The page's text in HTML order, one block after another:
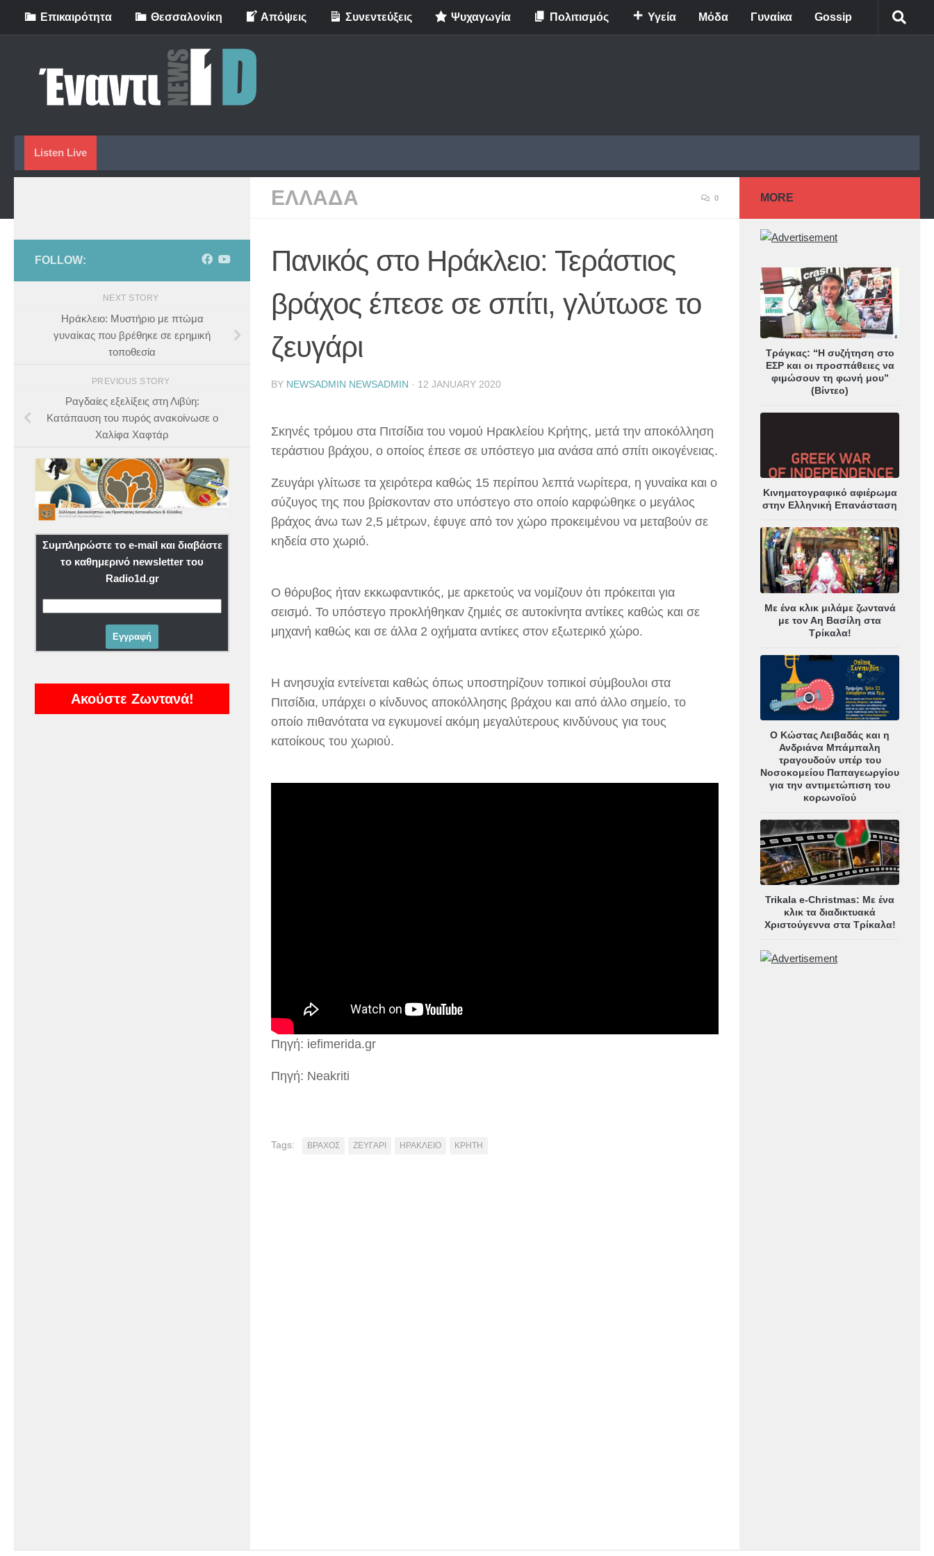
Skip to content
Eπικαιρότητα Θεσσαλονίκη Απόψεις Συνεντεύξεις Ψυχαγωγία Πολιτισμός Υγεία Μόδα Γυναίκα Gossip
Listen Live
ΕΛΛΑΔΑ 0
Πανικός στο Ηράκλειο: Τεράστιος
βράχος έπεσε σε σπίτι, γλύτωσε το
ζευγάρι
BY NEWSADMIN NEWSADMIN · 12 JANUARY 2020
Σκηνές τρόμου στα Πιτσίδια του νομού Ηρακλείου Κρήτης, μετά την αποκόλληση
τεράστιου βράχου, ο οποίος έπεσε σε υπόστεγο μια ανάσα από σπίτι οικογένειας.
Ζευγάρι γλίτωσε τα χειρότερα καθώς 15 περίπου λεπτά νωρίτερα, η γυναίκα και ο
σύζυγος της που βρίσκονταν στο υπόστεγο στο οποίο καρφώθηκε ο μεγάλος
βράχος άνω των 2,5 μέτρων, έφυγε από τον χώρο προκειμένου να μεταβούν σε
κηδεία στο χωριό.
Ο θόρυβος ήταν εκκωφαντικός, με αρκετούς να νομίζουν ότι πρόκειται για
σεισμό. Το υπόστεγο προκλήθηκαν ζημιές σε αυτοκίνητα αντίκες καθώς και σε
μηχανή καθώς και σε άλλα 2 οχήματα αντίκες στον εξωτερικό χώρο.
Η ανησυχία εντείνεται καθώς όπως υποστηρίζουν τοπικοί σύμβουλοι στα
Πιτσίδια, υπάρχει ο κίνδυνος αποκόλλησης βράχου και από άλλο σημείο, το
οποίο πιθανότατα να εγκυμονεί ακόμη μεγαλύτερους κινδύνους για τους
κατοίκους του χωριού.
Πηγή: iefimerida.gr
Πηγή: Neakriti
Tags: ΒΡΑΧΟΣ ΖΕΥΓΑΡΙ ΗΡΑΚΛΕΙΟ ΚΡΗΤΗ
FOLLOW:
NEXT STORY
Ηράκλειο: Μυστήριο με πτώμα
γυναίκας που βρέθηκε σε ερημική
τοποθεσία
PREVIOUS STORY
Ραγδαίες εξελίξεις στη Λιβύη:
Κατάπαυση του πυρός ανακοίνωσε ο
Χαλίφα Χαφτάρ
Συμπληρώστε το e-mail και διαβάστε
το καθημερινό newsletter του
Radio1d.gr
Ακούστε Ζωντανά!
MORE
Τράγκας: “Η συζήτηση στο
ΕΣΡ και οι προσπάθειες να
φιμώσουν τη φωνή μου”
(Βίντεο)
Κινηματογραφικό αφιέρωμα
στην Ελληνική Επανάσταση
Με ένα κλικ μιλάμε ζωντανά
με τον Αη Βασίλη στα
Τρίκαλα!
Ο Κώστας Λειβαδάς και η
Ανδριάνα Μπάμπαλη
τραγουδούν υπέρ του
Νοσοκομείου Παπαγεωργίου
για την αντιμετώπιση του
κορωνοϊού
Trikala e-Christmas: Με ένα
κλικ τα διαδικτυακά
Χριστούγεννα στα Τρίκαλα!